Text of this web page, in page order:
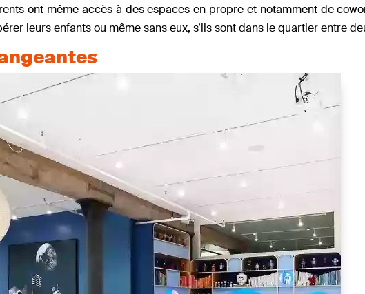
ont même accès à des espaces en propre et notamment de
leurs enfants ou même sans eux, s’ils sont dans le quartier entre